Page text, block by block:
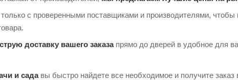
с проверенными поставщиками и производителями, чтобы
доставку вашего заказапрямо до дверей в удобное для
и садавы быстро найдете все необходимое и получите заказ